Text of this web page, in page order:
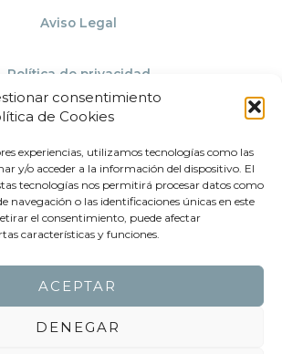
consentimiento
de Cookies
experiencias, utilizamos tecnologías como las
y/o acceder a la información del dispositivo. El
tecnologías nos permitirá procesar datos como
navegación o las identificaciones únicas en este
el consentimiento, puede afectar
características y funciones.
ACEPTAR
DENEGAR
Aviso Legal
Política de privacidad
Política de Cookies
Términos y condiciones